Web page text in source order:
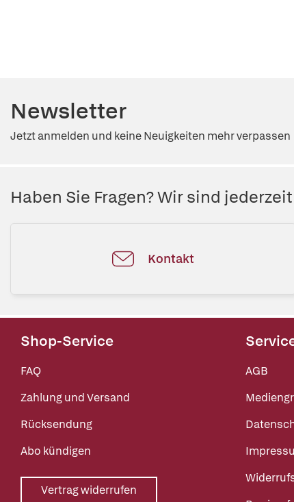
Newsletter
Jetzt anmelden und keine Neuigkeiten mehr verpassen
Haben Sie Fragen? Wir sind
Kontakt
Shop-Service
FAQ
Zahlung und Versand
Rücksendung
Abo kündigen
Vertrag widerrufen
AGB